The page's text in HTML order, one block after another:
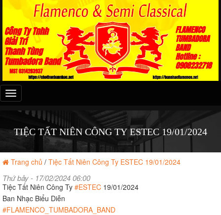
Đây
là
menu
TIỆC TẤT NIÊN CÔNG TY ESTEC 19/01/2024
Trang chủ / Tiệc Tất Niên Công Ty ESTEC 19/01/2024
Thứ bảy - 17/02/2024 06:00
Tiệc Tất Niên Công Ty #ESTEC 19/01/2024
Ban Nhạc Biểu Diễn
#FLAMENCO_TUMBADORA_BAND